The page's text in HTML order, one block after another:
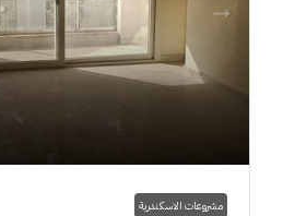
مشروعات الاسكندرية